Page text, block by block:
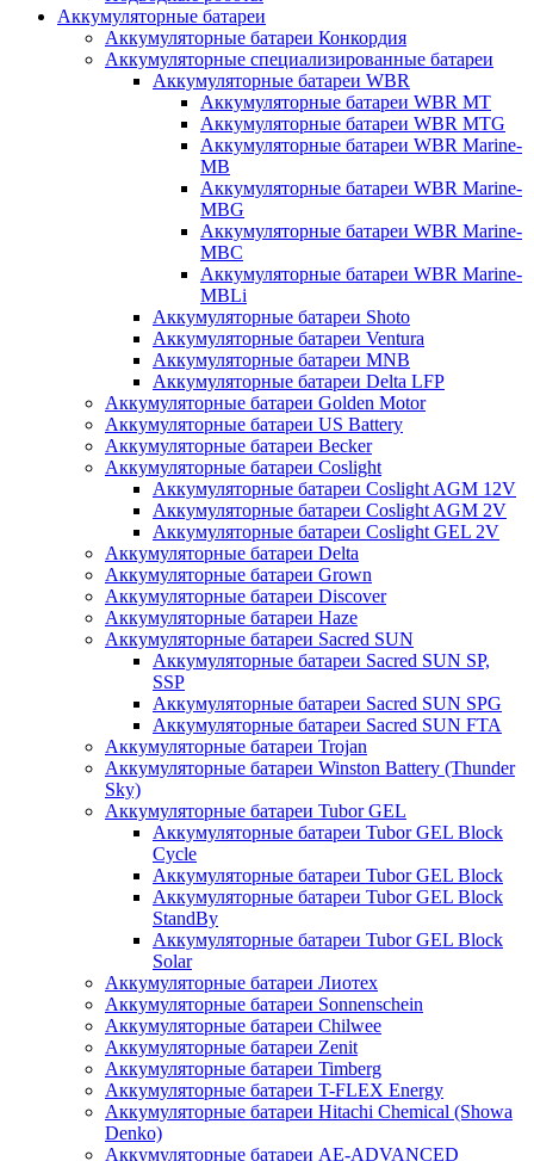
Аккумуляторные батареи
Аккумуляторные батареи Конкордия
Аккумуляторные специализированные батареи
Аккумуляторные батареи WBR
Аккумуляторные батареи WBR MT
Аккумуляторные батареи WBR MTG
Аккумуляторные батареи WBR Marine-
MB
Аккумуляторные батареи WBR Marine-
MBG
Аккумуляторные батареи WBR Marine-
MBC
Аккумуляторные батареи WBR Marine-
MBLi
Аккумуляторные батареи Shoto
Аккумуляторные батареи Ventura
Аккумуляторные батареи MNB
Аккумуляторные батареи Delta LFP
Аккумуляторные батареи Golden Motor
Аккумуляторные батареи US Battery
Аккумуляторные батареи Becker
Аккумуляторные батареи Coslight
Аккумуляторные батареи Coslight AGM 12V
Аккумуляторные батареи Coslight AGM 2V
Аккумуляторные батареи Coslight GEL 2V
Аккумуляторные батареи Delta
Аккумуляторные батареи Grown
Аккумуляторные батареи Discover
Аккумуляторные батареи Haze
Аккумуляторные батареи Sacred SUN
Аккумуляторные батареи Sacred SUN SP,
SSP
Аккумуляторные батареи Sacred SUN SPG
Аккумуляторные батареи Sacred SUN FTA
Аккумуляторные батареи Trojan
Аккумуляторные батареи Winston Battery (Thunder
Sky)
Аккумуляторные батареи Tubor GEL
Аккумуляторные батареи Tubor GEL Block
Cycle
Аккумуляторные батареи Tubor GEL Block
Аккумуляторные батареи Tubor GEL Block
StandBy
Аккумуляторные батареи Tubor GEL Block
Solar
Аккумуляторные батареи Лиотех
Аккумуляторные батареи Sonnenschein
Аккумуляторные батареи Chilwee
Аккумуляторные батареи Zenit
Аккумуляторные батареи Timberg
Аккумуляторные батареи T-FLEX Energy
Аккумуляторные батареи Hitachi Chemical (Showa
Denko)
Аккумуляторные батареи АЕ-ADVANCED